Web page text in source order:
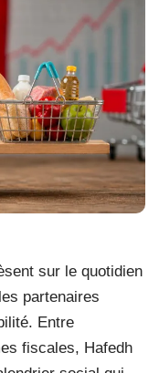
sur le quotidien
partenaires
Entre
fiscales, Hafedh